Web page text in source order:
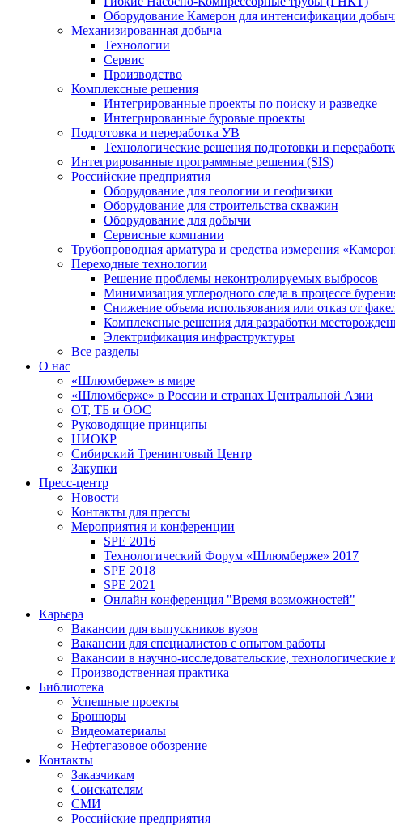
Оборудование Камерон для интенсификации
Механизированная добыча
Технологии
Сервис
Производство
Комплексные решения
Интегрированные проекты по поиску и разведке
Интегрированные буровые проекты
Подготовка и переработка УВ
Технологические решения подготовки и
Интегрированные программные решения (SIS)
Российские предприятия
Оборудование для геологии и геофизики
Оборудование для строительства скважин
Оборудование для добычи
Сервисные компании
Трубопроводная арматура и средства измерения
Переходные технологии
Решение проблемы неконтролируемых выбросов
Минимизация углеродного следа в процессе
Снижение объема использования или отказ от
Комплексные решения для разработки
Электрификация инфраструктуры
Все разделы
О нас
«Шлюмберже» в мире
«Шлюмберже» в России и странах Центральной Азии
ОТ, ТБ и ООС
Руководящие принципы
НИОКР
Сибирский Тренинговый Центр
Закупки
Пресс-центр
Новости
Контакты для прессы
Мероприятия и конференции
SPE 2016
Технологический Форум «Шлюмберже» 2017
SPE 2018
SPE 2021
Онлайн конференция "Время возможностей"
Карьера
Вакансии для выпускников вузов
Вакансии для специалистов с опытом работы
Вакансии в научно-исследовательские,
Производственная практика
Библиотека
Успешные проекты
Брошюры
Видеоматериалы
Нефтегазовое обозрение
Контакты
Заказчикам
Соискателям
СМИ
Российские предприятия